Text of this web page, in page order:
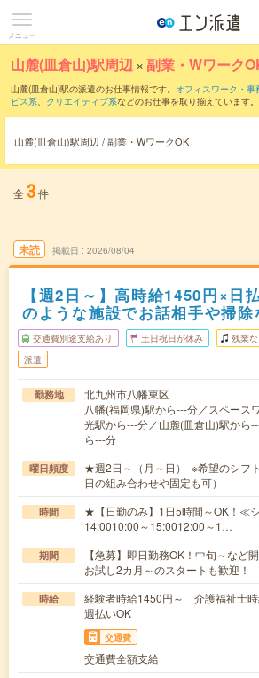
メニュー
山麓(皿倉山)駅周辺 ×副業・Wワーク
山麓(皿倉山)駅の派遣のお仕事情報です。 オフィスワーク・事
ビス系、 クリエイティブ系などのお仕事を取り揃えています
山麓(皿倉山)駅周辺 / 副業・WワークOK
全 3件
未読 掲載日 2026/08/04
【週2日～】高時給1450円×日
のような施設でお話相手や掃除
交通費別途支給あり 土日祝日が休み 残業な
派遣
勤務地
北九州市八幡東区
八幡(福岡県)駅から---分／スペース
光駅から---分／山麓(皿倉山)駅から
ら---分
曜日頻度
★週2日～（月～日） ※希望のシフ
日の組み合わせや固定も可）
時間
★【日勤のみ】1日5時間～OK！≪
14:0010:00～15:0012:00～1…
期間
【急募】即日勤務OK！中旬～な
お試し2カ月～のスタートも歓迎！
時給
経験者時給1450円～ 介護福祉士
週払いOK
交通費
交通費全額支給